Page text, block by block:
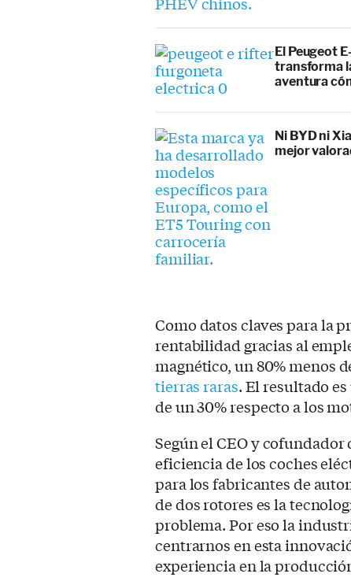
El Peugeot
transforma
aventura
Ni BYD ni
mejor
Como datos claves para la
rentabilidad gracias al
magnético, un 80% menos
tierras raras. El resultado
de un 30% respecto a los
Según el CEO y cofundador
eficiencia de los coches
para los fabricantes de
de dos rotores es la
problema. Por eso la
centrarnos en esta
experiencia en la